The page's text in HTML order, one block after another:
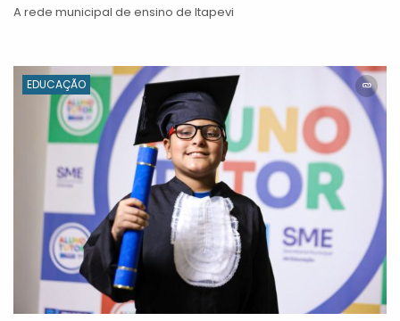
A rede municipal de ensino de Itapevi
EDUCAÇÃO